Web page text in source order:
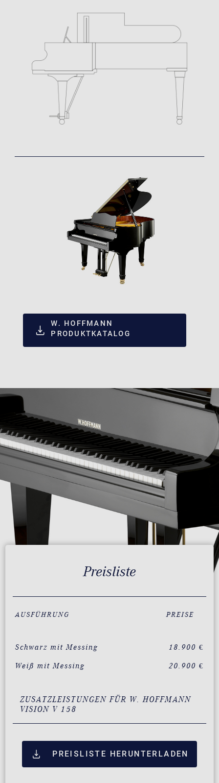
W. HOFFMANN
PRODUKTKATALOG
Preisliste
AUSFÜHRUNG PREISE
Schwarz mit Messing 18.900 €
Weiß mit Messing 20.900 €
ZUSATZLEISTUNGEN FÜR W. HOFFMANN
VISION V 158
PREISLISTE HERUNTERLADEN